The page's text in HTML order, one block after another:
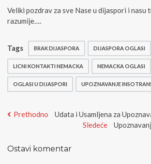
Veliki pozdrav za sve Nase u dijaspori i nasu
razumije….
Tags BRAK DIJASPORA DIJASPORA OGLASI
LICNI KONTAKTI NEMACKA NEMACKA OGLASI
OGLASI U DIJASPORI UPOZNAVANJE
Kretanje
Prethodno
Previous
Udata i Usamljena za
Sledeće
Next
Ostavi komentar